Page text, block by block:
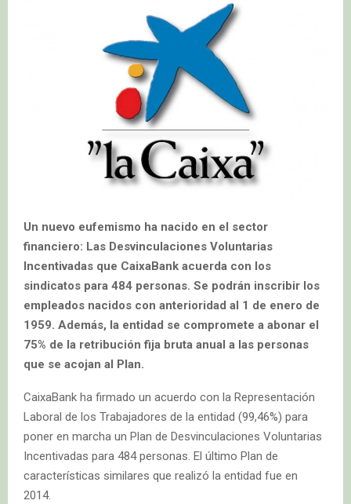
Un nuevo eufemismo ha nacido en el sector
financiero: Las Desvinculaciones Voluntarias
Incentivadas que CaixaBank acuerda con los
sindicatos para 484 personas. Se podrán inscribir los
empleados nacidos con anterioridad al 1 de enero de
1959. Además, la entidad se compromete a abonar el
75% de la retribución fija bruta anual a las personas
que se acojan al Plan.
CaixaBank ha firmado un acuerdo con la Representación
Laboral de los Trabajadores de la entidad (99,46%) para
poner en marcha un Plan de Desvinculaciones Voluntarias
Incentivadas para 484 personas. El último Plan de
características similares que realizó la entidad fue en
2014.